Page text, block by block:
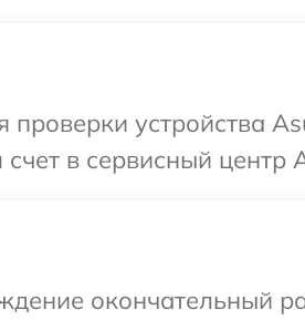
устройства
в сервисный центр
окончательный